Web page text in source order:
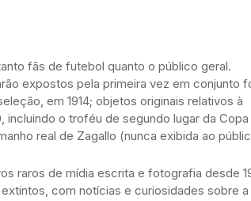
fãs de futebol quanto o público geral.
expostos pela primeira vez em conjunto
em 1914; objetos originais relativos à
o troféu de segundo lugar da Copa
real de Zagallo (nunca exibida ao
raros de mídia escrita e fotografia desde
com notícias e curiosidades sobre a